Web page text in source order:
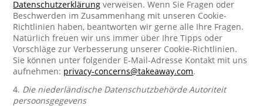
Datenschutzerklärung verweisen. Wenn Sie Fragen oder
Beschwerden im Zusammenhang mit unseren Cookie-
Richtlinien haben, beantworten wir gerne alle Ihre Fragen.
Natürlich freuen wir uns immer über Ihre Tipps oder
Vorschläge zur Verbesserung unserer Cookie-Richtlinien.
Sie können unter folgender E-Mail-Adresse Kontakt mit uns
aufnehmen: privacy-concerns@takeaway.com.
4. Die niederländische Datenschutzbehörde Autoriteit
persoonsgegevens